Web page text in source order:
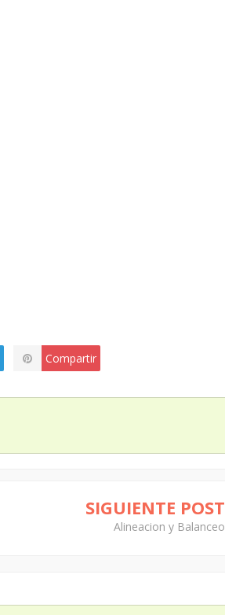
Compartir
SIGUIENTE POST
Alineacion y Balanceo